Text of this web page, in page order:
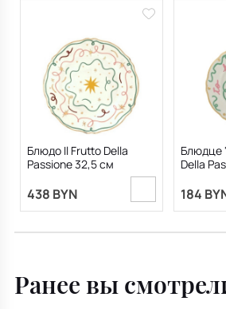
Блюдо Il Frutto Della
Passione 32,5 см
438 BYN
Блюдце
Della
184
Ранее вы